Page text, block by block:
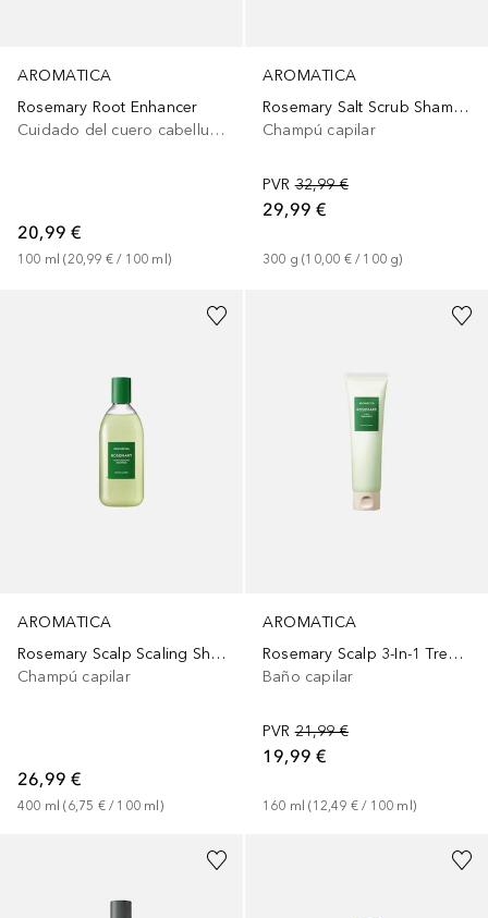
AROMATICA
Rosemary Root Enhancer
Cuidado del cuero cabelludo
20,99 €
100 ml (20,99 € / 100 ml )
AROMATICA
Rosemary Salt Scrub Shampoo
Champú capilar
PVR 32,99 €
29,99 €
300 g (10,00 € / 100 g)
AROMATICA
Rosemary Scalp Scaling Shampoo
Champú capilar
26,99 €
400 ml (6,75 € / 100 ml)
AROMATICA
Rosemary Scalp 3-In-1 Treatment
Baño capilar
PVR 21,99 €
19,99 €
160 ml (12,49 € / 100 ml)